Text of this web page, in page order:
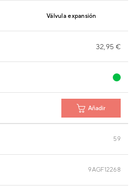
Válvula expansión
32,95 €
Añadir
59
9AGF12268